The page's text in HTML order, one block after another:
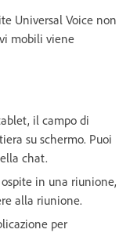
Universal Voice non
mobili viene
il campo di
su schermo. Puoi
chat.
in una riunione,
alla riunione.
per